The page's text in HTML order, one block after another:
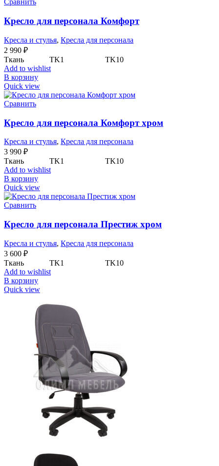
Сравнить
Кресло для персонала Комфорт
Кресла и стулья, Кресла для персонала
2 990 ₽
Ткань TK1 TK10
Add to wishlist
В корзину
Quick view
Сравнить
Кресло для персонала Комфорт хром
Кресла и стулья, Кресла для персонала
3 990 ₽
Ткань TK1 TK10
Add to wishlist
В корзину
Quick view
Сравнить
Кресло для персонала Престиж хром
Кресла и стулья, Кресла для персонала
3 600 ₽
Ткань TK1 TK10
Add to wishlist
В корзину
Quick view